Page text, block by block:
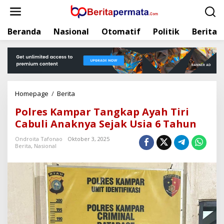
Beranda Nasional Otomatif Politik Berita
Homepage / Berita
l
r
s
a
Polres Kampar Tangkap Ayah Tiri
Cabuli Anaknya Sejak Usia 6 Tahun
Ondroita Tafonao
Oktober 3, 2025
Berita, Nasional